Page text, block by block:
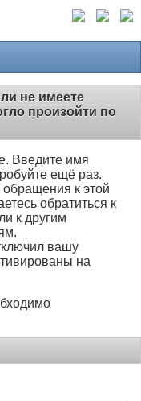
не имеете
произойти по
Введите имя
ещё раз.
к этой
обратиться к
к другим
вашу
на